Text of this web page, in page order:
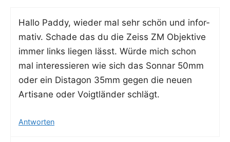
Hal­lo Pad­dy, wie­der mal sehr schön und infor­
ma­tiv. Scha­de das du die Zeiss ZM Objek­ti­ve
immer links lie­gen lässt. Wür­de mich schon
mal inter­es­sie­ren wie sich das Son­nar 50mm
oder ein Dista­gon 35mm gegen die neu­en
Arti­sa­ne oder Voigt­län­der schlägt.
Antworten